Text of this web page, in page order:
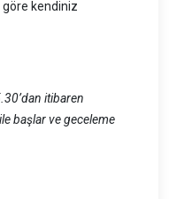
göre kendiniz
itibaren
başlar ve geceleme